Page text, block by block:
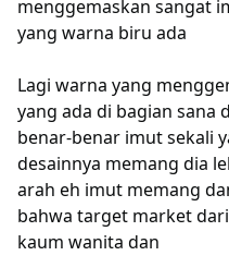
menggemaskan sangat
yang warna biru ada
Lagi warna yang
yang ada di bagian sana
benar-benar imut sekali
desainnya memang dia
arah eh imut memang
bahwa target market
kaum wanita dan